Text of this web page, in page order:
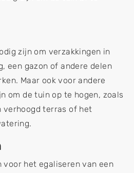
zijn om verzakkingen in
een gazon of andere delen
Maar ook voor andere
om de tuin op te hogen, zoals
verhoogd terras of het
voor het egaliseren van een